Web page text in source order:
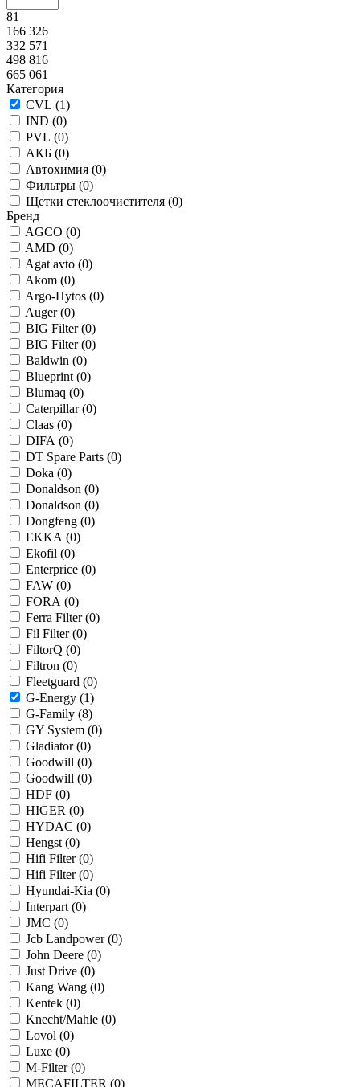
81
166 326
332 571
498 816
665 061
Категория
CVL (1)
IND (0)
PVL (0)
АКБ (0)
Автохимия (0)
Фильтры (0)
Щетки стеклоочистителя (0)
Бренд
AGCO (0)
AMD (0)
Agat avto (0)
Akom (0)
Argo-Hytos (0)
Auger (0)
BIG Filter (0)
BIG Filter (0)
Baldwin (0)
Blueprint (0)
Blumaq (0)
Caterpillar (0)
Claas (0)
DIFA (0)
DT Spare Parts (0)
Doka (0)
Donaldson (0)
Donaldson (0)
Dongfeng (0)
EKKA (0)
Ekofil (0)
Enterprice (0)
FAW (0)
FORA (0)
Ferra Filter (0)
Fil Filter (0)
FiltorQ (0)
Filtron (0)
Fleetguard (0)
G-Energy (1)
G-Family (8)
GY System (0)
Gladiator (0)
Goodwill (0)
Goodwill (0)
HDF (0)
HIGER (0)
HYDAC (0)
Hengst (0)
Hifi Filter (0)
Hifi Filter (0)
Hyundai-Kia (0)
Interpart (0)
JMC (0)
Jcb Landpower (0)
John Deere (0)
Just Drive (0)
Kang Wang (0)
Kentek (0)
Knecht/Mahle (0)
Lovol (0)
Luxe (0)
M-Filter (0)
MECAFILTER (0)